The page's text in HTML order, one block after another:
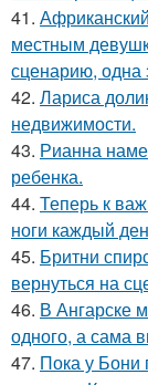
41.
местным
сценарию, одна
42. Лариса
недвижимости.
43. Рианна
ребенка.
44. Теперь к
ноги каждый
45. Бритни
вернуться на
46. В Ангарске
одного, а сама
47. Пока у Бони